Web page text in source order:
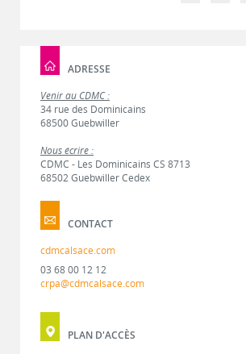
ADRESSE
Venir au CDMC :
34 rue des Dominicains
68500 Guebwiller
Nous écrire :
CDMC - Les Dominicains CS 8713
68502 Guebwiller Cedex
CONTACT
cdmcalsace.com
03 68 00 12 12
crpa@cdmcalsace.com
PLAN D'ACCÈS